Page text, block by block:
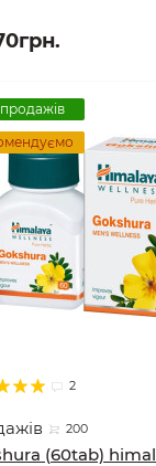
продажів
2
200
(60tab)